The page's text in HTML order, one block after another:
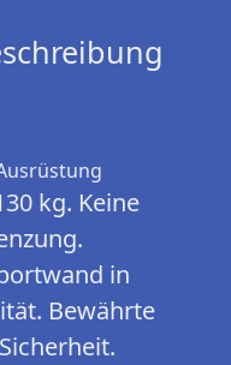
kg. Keine
in
Bewährte